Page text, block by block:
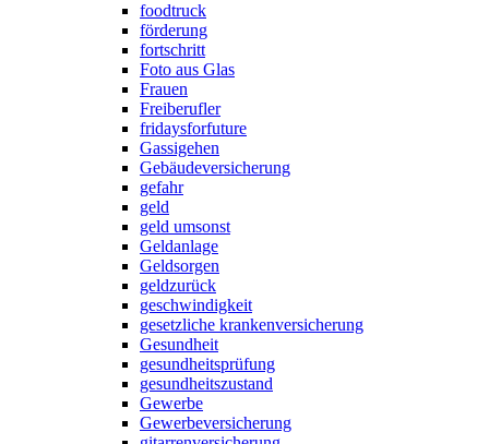
foodtruck
förderung
fortschritt
Foto aus Glas
Frauen
Freiberufler
fridaysforfuture
Gassigehen
Gebäudeversicherung
gefahr
geld
geld umsonst
Geldanlage
Geldsorgen
geldzurück
geschwindigkeit
gesetzliche krankenversicherung
Gesundheit
gesundheitsprüfung
gesundheitszustand
Gewerbe
Gewerbeversicherung